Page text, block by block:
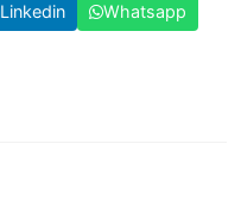
Linkedin
Whatsapp